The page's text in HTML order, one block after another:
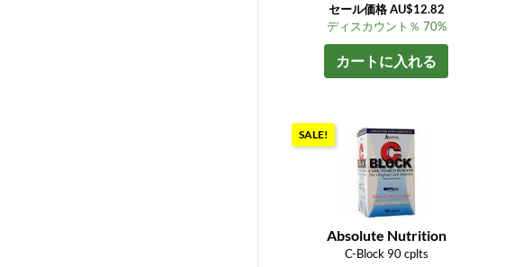
セール価格 AU$12.82
ディスカウント％ 70%
カートに入れる
SALE!
Absolute Nutrition
C-Block 90 cplts